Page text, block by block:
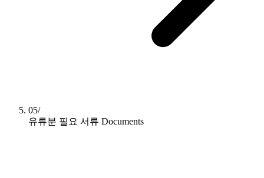
05/
유류분 필요 서류 Documents